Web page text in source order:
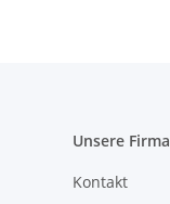
Unsere Firma
Kontakt